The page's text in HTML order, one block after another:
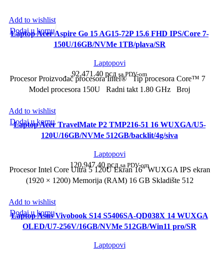
Laptop Acer Aspire Go 15 AG15-72P 15.6 FHD IPS/Core 7-
150U/16GB/NVMe 1TB/plava/SR
Laptopovi
92,471.40 рсд sa PDV-om
Procesor Proizvođač procesora Intel® Tip procesora Core™ 7
Model procesora 150U Radni takt 1.80 GHz Broj
Add to wishlist
Dodaj u korpu
Laptop Acer TravelMate P2 TMP216-51 16 WUXGA/U5-
120U/16GB/NVMe 512GB/backlit/4g/siva
Laptopovi
120,947.40 рсд sa PDV-om
Procesor Intel Core Ultra 5 120U Ekran 16″ WUXGA IPS ekran
(1920 × 1200) Memorija (RAM) 16 GB Skladište 512
Add to wishlist
Dodaj u korpu
Laptop Asus Vivobook S14 S5406SA-QD038X 14 WUXGA
OLED/U7-256V/16GB/NVMe 512GB/Win11 pro/SR
Laptopovi
Add to wishlist
Dodaj u korpu